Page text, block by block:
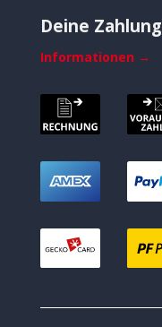
Deine
Informationen →